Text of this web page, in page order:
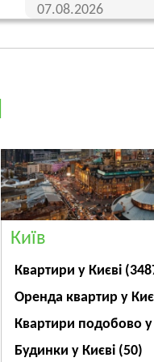
07.08.2026
Київ
Квартири у Києві
Оренда квартир у
Квартири подобово у
Будинки у Києві (50)